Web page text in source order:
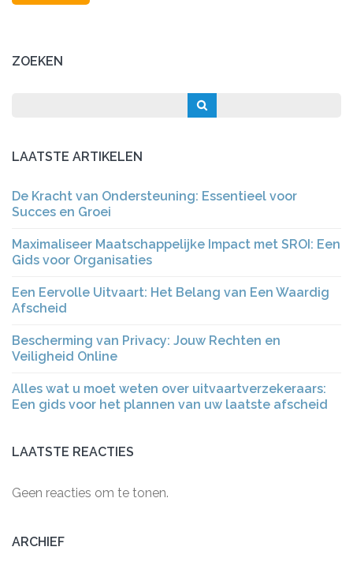
ZOEKEN
LAATSTE ARTIKELEN
De Kracht van Ondersteuning: Essentieel voor
Succes en Groei
Maximaliseer Maatschappelijke Impact met SROI: Een
Gids voor Organisaties
Een Eervolle Uitvaart: Het Belang van Een Waardig
Afscheid
Bescherming van Privacy: Jouw Rechten en
Veiligheid Online
Alles wat u moet weten over uitvaartverzekeraars:
Een gids voor het plannen van uw laatste afscheid
LAATSTE REACTIES
Geen reacties om te tonen.
ARCHIEF